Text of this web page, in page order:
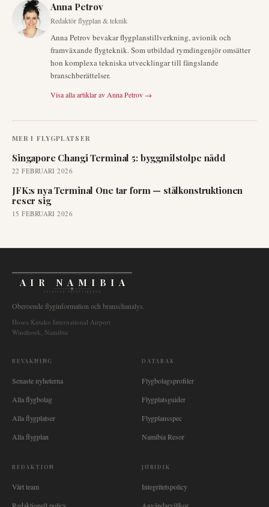
Anna Petrov
Redaktör flygplan & teknik
Anna Petrov bevakar flygplanstillverkning, avionik och
framväxande flygteknik. Som utbildad rymdingenjör omsätter
hon komplexa tekniska utvecklingar till fängslande
branschberättelser.
Visa alla artiklar av Anna Petrov →
MER I FLYGPLATSER
Singapore Changi Terminal 5: byggmilstolpe nådd
22 FEBRUARI 2026
JFK:s nya Terminal One tar form — stålkonstruktionen
reser sig
15 FEBRUARI 2026
AIR NAMIBIA
AVIATION INTELLIGENCE
Oberoende flyginformation och branschanalys.
Hosea Kutako International Airport
Windhoek, Namibia
BEVAKNING
Senaste nyheterna
Alla flygbolag
Alla flygplatser
Alla flygplan
DATABAS
Flygbolagsprofiler
Flygplatsguider
Flygplansspec
Namibia Resor
REDAKTION
Vårt team
JURIDIK
Integritetspolicy